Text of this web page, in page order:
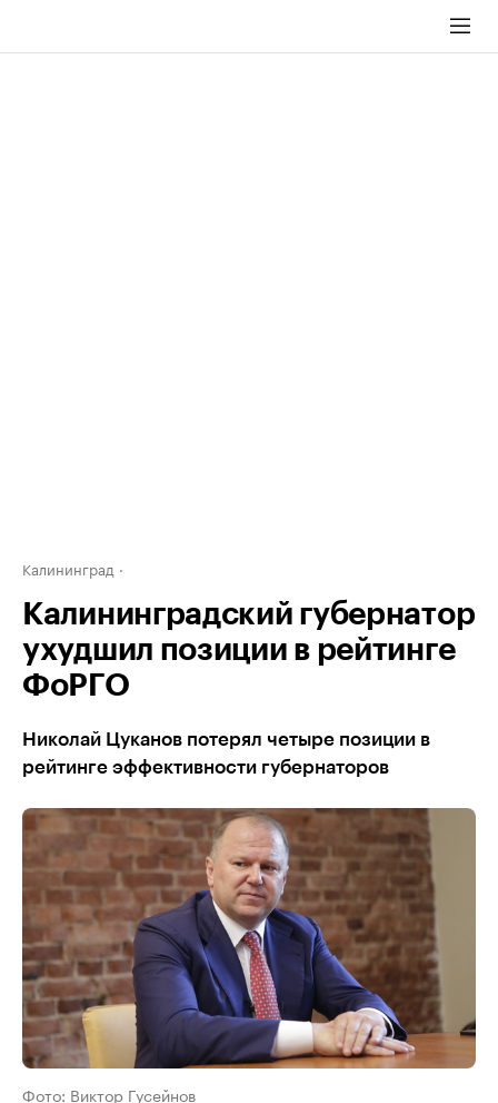
Калининград
Калининградский губернатор
ухудшил позиции в рейтинге
ФоРГО
Николай Цуканов потерял четыре позиции в
рейтинге эффективности губернаторов
Фото: Виктор Гусейнов